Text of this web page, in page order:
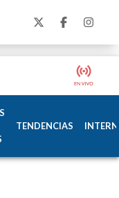
TENDENCIAS